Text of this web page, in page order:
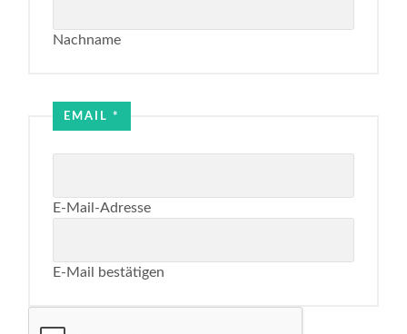
Nachname
Name
EMAIL*
E-Mail-Adresse
E-Mail bestätigen